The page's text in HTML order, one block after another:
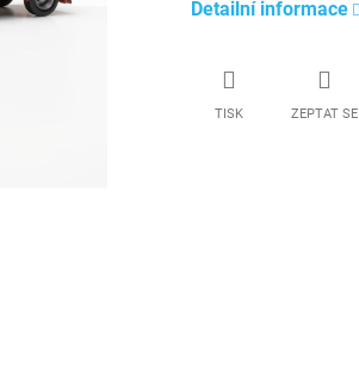
Detailní informace
TISK ZEPTAT SE